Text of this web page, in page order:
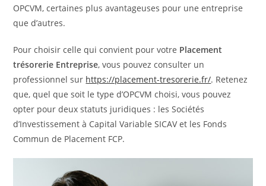
OPCVM, certaines plus avantageuses pour une entreprise
que d’autres.
Pour choisir celle qui convient pour votre Placement
trésorerie Entreprise, vous pouvez consulter un
professionnel sur https://placement-tresorerie.fr/. Retenez
que, quel que soit le type d’OPCVM choisi, vous pouvez
opter pour deux statuts juridiques : les Sociétés
d’Investissement à Capital Variable SICAV et les Fonds
Commun de Placement FCP.